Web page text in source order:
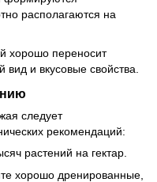
располагаются на
хорошо переносит
вид и вкусовые свойства.
следует
рекомендаций:
растений на гектар.
хорошо дренированные,